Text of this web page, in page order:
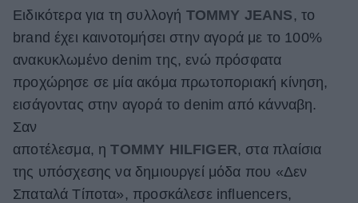
Ειδικότερα για τη συλλογή TOMMY JEANS , το
brand έχει καινοτομήσει στην αγορά με το 100%
ανακυκλωμένο denim της, ενώ πρόσφατα
προχώρησε σε μία ακόμα πρωτοποριακή κίνηση,
εισάγοντας στην αγορά το denim από κάνναβη.
Σαν
αποτέλεσμα, η TOMMY HILFIGER, στα πλαίσια
της υπόσχεσης να δημιουργεί μόδα που «Δεν
Σπαταλά Τίποτα», προσκάλεσε influencers,